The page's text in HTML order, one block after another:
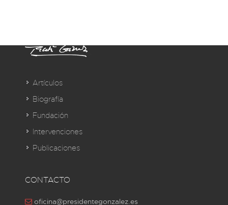
Artículos
Biografía
Fundación
Intervenciones
Publicaciones
CONTACTO
oficina@presidentegonzalez.es